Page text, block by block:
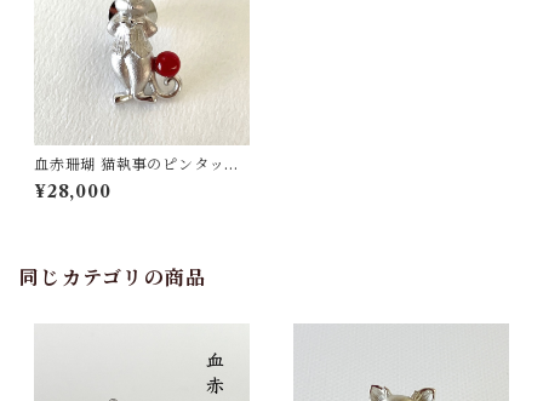
血赤珊瑚 猫執事のピンタック
ブローチ SV fb-38
¥28,000
同じカテゴリの商品